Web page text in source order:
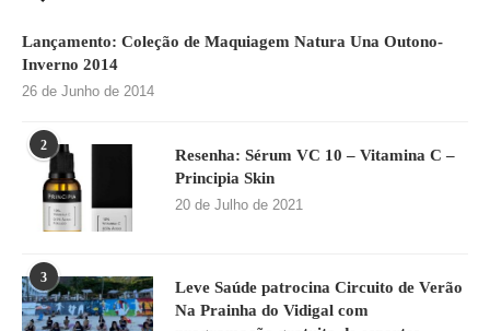
Lançamento: Coleção de Maquiagem Natura Una Outono-
Inverno 2014
26 de Junho de 2014
2
Resenha: Sérum VC 10 – Vitamina C –
Principia Skin
20 de Julho de 2021
3
Leve Saúde patrocina Circuito de Verão
Na Prainha do Vidigal com